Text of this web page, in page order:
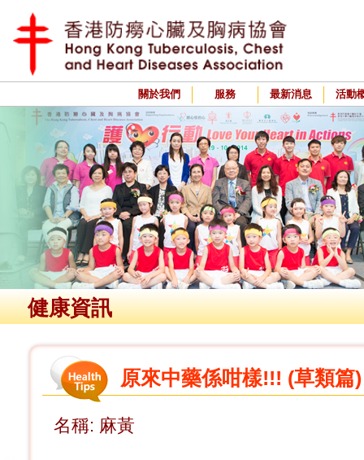
關於我們 服務 最新消息 活動
健康資訊
原來中藥係咁樣!!! (草類篇
名稱: 麻黃